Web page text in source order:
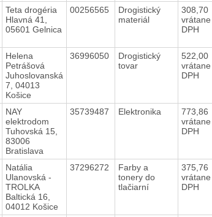
Teta drogéria
Hlavná 41,
05601 Gelnica
00256565
Drogistický
materiál
308,70
vrátane
DPH
Helena
Petrášová
Juhoslovanská
7, 04013
Košice
36996050
Drogistický
tovar
522,00
vrátane
DPH
NAY
elektrodom
Tuhovská 15,
83006
Bratislava
35739487 Elektronika
773,86
vrátane
DPH
Natália
Ulanovská -
TROLKA
Baltická 16,
04012 Košice
37296272
Farby a
tonery do
tlačiarní
375,76
vrátane
DPH